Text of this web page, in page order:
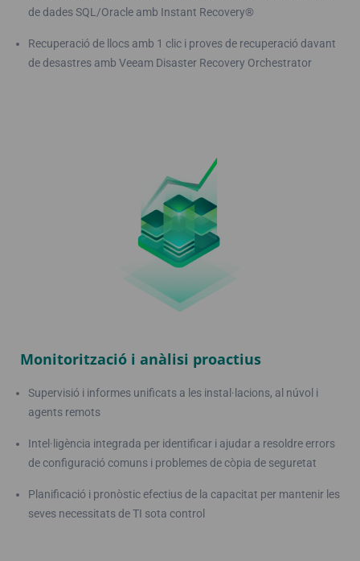
de dades SQL/Oracle amb Instant Recovery®
Recuperació de llocs amb 1 clic i proves de recuperació davant
de desastres amb Veeam Disaster Recovery Orchestrator
Monitorització i anàlisi proactius
Supervisió i informes unificats a les instal·lacions, al núvol i
agents remots
Intel·ligència integrada per identificar i ajudar a resoldre errors
de configuració comuns i problemes de còpia de seguretat
Planificació i pronòstic efectius de la capacitat per mantenir les
seves necessitats de TI sota control